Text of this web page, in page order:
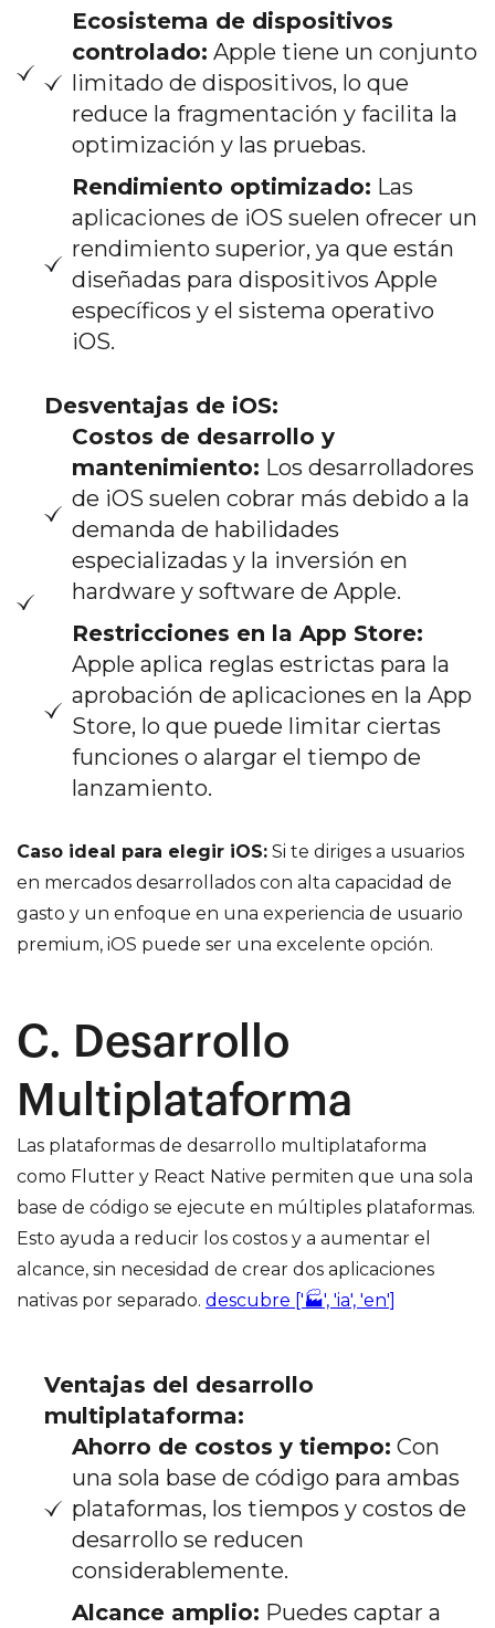
Ecosistema de dispositivos
controlado: Apple tiene un conjunto
limitado de dispositivos, lo que
reduce la fragmentación y facilita la
optimización y las pruebas.
Rendimiento optimizado: Las
aplicaciones de iOS suelen ofrecer un
rendimiento superior, ya que están
diseñadas para dispositivos Apple
específicos y el sistema operativo
iOS.
Desventajas de iOS:
Costos de desarrollo y
mantenimiento: Los desarrolladores
de iOS suelen cobrar más debido a la
demanda de habilidades
especializadas y la inversión en
hardware y software de Apple.
Restricciones en la App Store:
Apple aplica reglas estrictas para la
aprobación de aplicaciones en la App
Store, lo que puede limitar ciertas
funciones o alargar el tiempo de
lanzamiento.
Caso ideal para elegir iOS: Si te diriges a usuarios
en mercados desarrollados con alta capacidad de
gasto y un enfoque en una experiencia de usuario
premium, iOS puede ser una excelente opción.
C. Desarrollo
Multiplataforma
Las plataformas de desarrollo multiplataforma
como Flutter y React Native permiten que una sola
base de código se ejecute en múltiples plataformas.
Esto ayuda a reducir los costos y a aumentar el
alcance, sin necesidad de crear dos aplicaciones
nativas por separado. descubre ['🏭', 'ia', 'en']
Ventajas del desarrollo
multiplataforma:
Ahorro de costos y tiempo: Con
una sola base de código para ambas
plataformas, los tiempos y costos de
desarrollo se reducen
considerablemente.
Alcance amplio: Puedes captar a